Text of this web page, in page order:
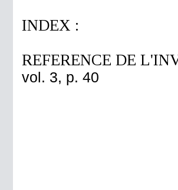
INDEX :
REFERENCE DE
vol. 3, p. 40